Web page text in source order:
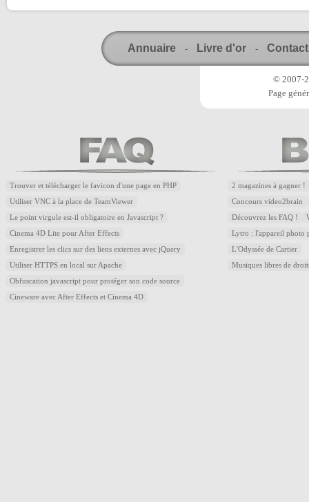
Annuaire - Livre d'or - Contact
© 2007-
Page
Trouver et télécharger le favicon d'une page en PHP
Utiliser VNC à la place de TeamViewer
Le point virgule est-il obligatoire en Javascript ?
Cinema 4D Lite pour After Effects
Enregistrer les clics sur des liens externes avec jQuery
Utiliser HTTPS en local sur Apache
Obfuscation javascript pour protéger son code source
Cineware avec After Effects et Cinema 4D
2 magazines à gagner !
Concours video2brain
Découvrez les FAQ !
Lytro : l'appareil photo
L'Odyssée de Cartier
Musiques libres de